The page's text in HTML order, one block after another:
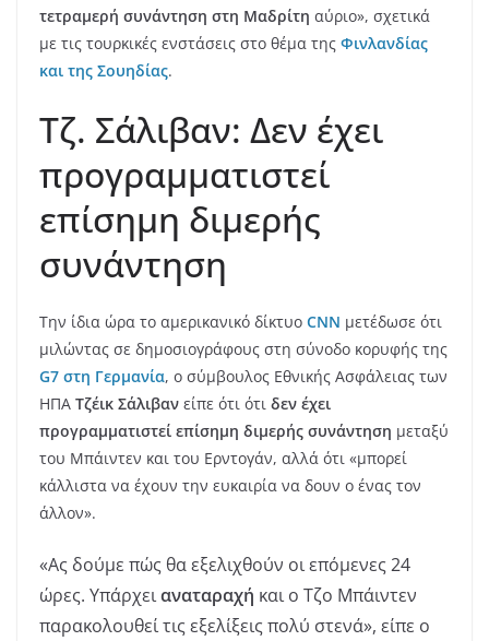
τετραμερή συνάντηση στη Μαδρίτη αύριο», σχετικά
με τις τουρκικές ενστάσεις στο θέμα της Φινλανδίας
και της Σουηδίας.
Τζ. Σάλιβαν: Δεν έχει
προγραμματιστεί
επίσημη διμερής
συνάντηση
Την ίδια ώρα το αμερικανικό δίκτυο CNN μετέδωσε ότι
μιλώντας σε δημοσιογράφους στη σύνοδο κορυφής της
G7 στη Γερμανία, ο σύμβουλος Εθνικής Ασφάλειας των
ΗΠΑ Τζέικ Σάλιβαν είπε ότι ότι δεν έχει
προγραμματιστεί επίσημη διμερής συνάντηση μεταξύ
του Μπάιντεν και του Ερντογάν, αλλά ότι «μπορεί
κάλλιστα να έχουν την ευκαιρία να δουν ο ένας τον
άλλον».
«Ας δούμε πώς θα εξελιχθούν οι επόμενες 24
ώρες. Υπάρχειαναταραχή και ο Τζο Μπάιντεν
παρακολουθεί τις εξελίξεις πολύ στενά», είπε ο